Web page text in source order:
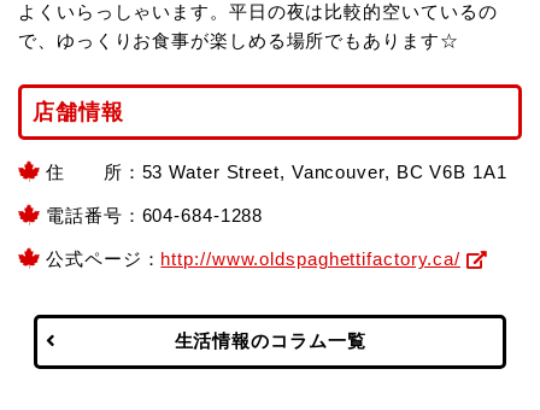
よくいらっしゃいます。平日の夜は比較的空いているの
で、ゆっくりお食事が楽しめる場所でもあります☆
店舗情報
住 所：53 Water Street, Vancouver, BC V6B 1A1
電話番号：604-684-1288
公式ページ： http://www.oldspaghettifactory.ca/
生活情報のコラム一覧